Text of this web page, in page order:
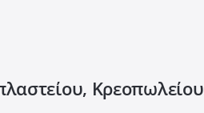
Κρεοπωλείου